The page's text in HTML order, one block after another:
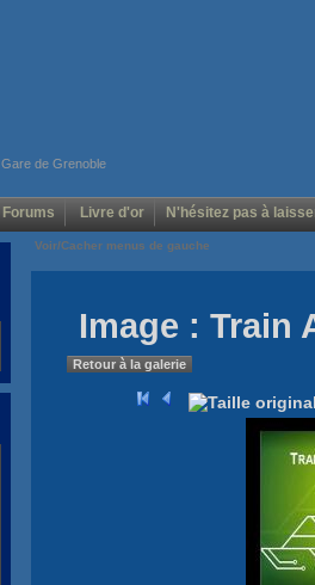
Gare de Grenoble
Forums Livre d'or N'hésitez pas à
Voir/Cacher menus de gauche
Image : Train
Retour à la galerie